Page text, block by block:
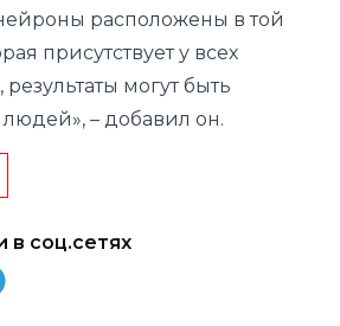
расположены в той
присутствует у всех
могут быть
– добавил он.
в соц.сетях